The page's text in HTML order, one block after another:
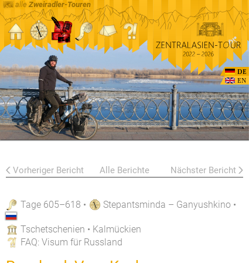
alle Zweiradler-Touren
DE
EN
Vorheriger Bericht Alle Berichte Nächster Bericht
Tage 605–618 • Stepantsminda – Ganyushkino •
Tschetschenien • Kalmückien
FAQ: Visum für Russland